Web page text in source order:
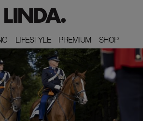
LIFESTYLE
LIFESTYLE PREMIUM
PREMIUM SHOP
SHOP